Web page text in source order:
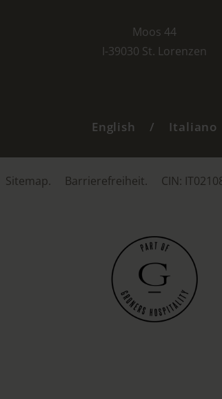
Moos 44
I-39030 St. Lorenzen
English / Italiano
Sitemap. Barrierefreiheit. CIN: